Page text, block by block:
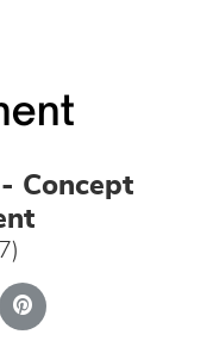
Concept